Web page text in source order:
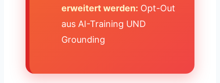
erweitert werden: Opt-Out
aus AI-Training UND
Grounding